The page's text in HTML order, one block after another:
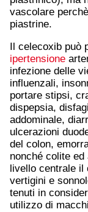
vascolare
piastrine.
Il celecoxib
ipertensione
infezione delle
influenzali,
portare stipsi,
dispepsia,
addominale,
ulcerazioni
del colon,
nonché colite
livello centrale
vertigini e
tenuti in
utilizzo di